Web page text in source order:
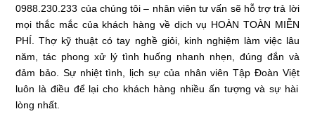
0988.230.233 của chúng tôi – nhân viên tư vấn sẽ hỗ trợ trả lời
mọi thắc mắc của khách hàng về dịch vụ HOÀN TOÀN MIỄN
PHÍ. Thợ kỹ thuật có tay nghề giỏi, kinh nghiệm làm việc lâu
năm, tác phong xử lý tình huống nhanh nhẹn, đúng đắn và
đảm bảo. Sự nhiệt tình, lịch sự của nhân viênTập Đoàn Việt
luôn là điều để lại cho khách hàng nhiều ấn tượng và sự hài
lòng nhất.